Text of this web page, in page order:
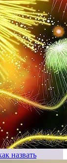
назвать